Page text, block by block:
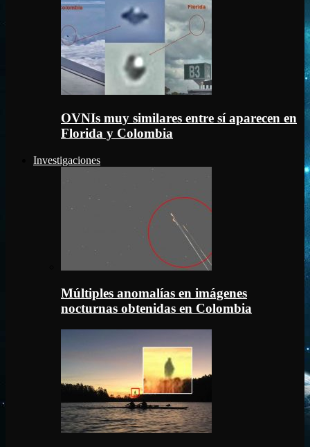
OVNIs muy similares entre sí aparecen en
Florida y Colombia
Investigaciones
Múltiples anomalías en imágenes
nocturnas obtenidas en Colombia